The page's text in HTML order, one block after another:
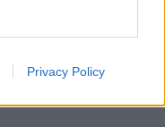
Privacy Policy